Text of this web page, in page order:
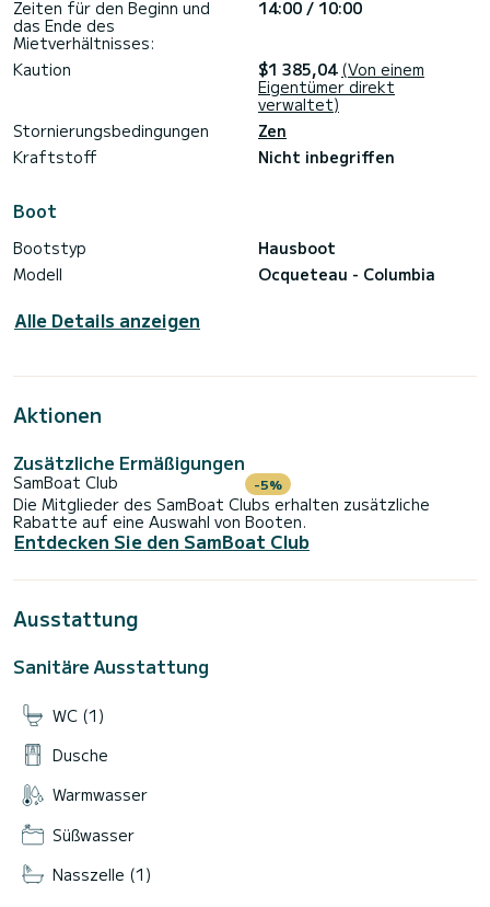
Auch möglich für Tagesausflüge von 10 bis 18 Uhr oder
einfach nur zum Übernachten in Gannay-sur-Loire ohne zu
fahren. Kontaktieren Sie uns für ein individuelles Angebot!
Zeiten für den Beginn und
das Ende des
Mietverhältnisses:
14:00 / 10:00
Kaution $1 385,04 (Von einem
Eigentümer direkt
verwaltet)
Stornierungsbedingungen
Zen
Kraftstoff
Nicht inbegriffen
Boot
Bootstyp
Hausboot
Modell
Ocqueteau - Columbia
Alle Details anzeigen
Aktionen
Zusätzliche Ermäßigungen
SamBoat Club -5%
Die Mitglieder des SamBoat Clubs erhalten zusätzliche
Rabatte auf eine Auswahl von Booten.
Entdecken Sie den SamBoat Club
Ausstattung
Sanitäre Ausstattung
WC (1)
Dusche
Warmwasser
Süßwasser
Nasszelle (1)